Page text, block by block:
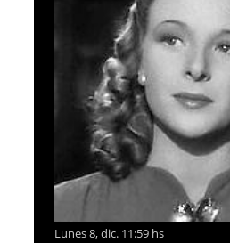
Lunes 8, dic. 11:59 hs